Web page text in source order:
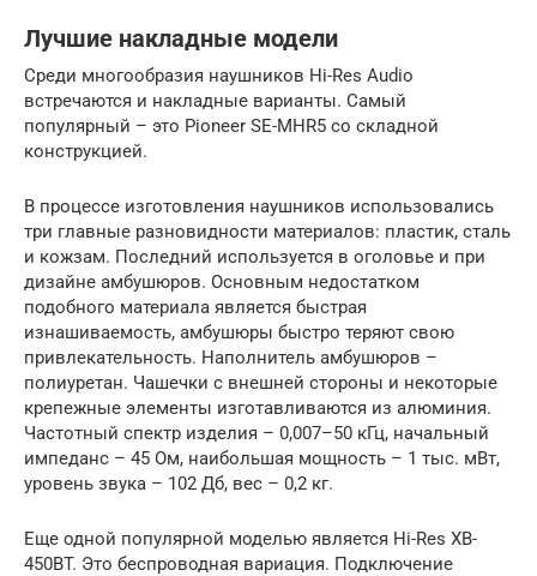
Лучшие накладные модели
Среди многообразия наушников Hi-Res Audio
встречаются и накладные варианты. Самый
популярный – это Pioneer SE-MHR5 со складной
конструкцией.
В процессе изготовления наушников использовались
три главные разновидности материалов: пластик, сталь
и кожзам. Последний используется в оголовье и при
дизайне амбушюров. Основным недостатком
подобного материала является быстрая
изнашиваемость, амбушюры быстро теряют свою
привлекательность. Наполнитель амбушюров –
полиуретан. Чашечки с внешней стороны и некоторые
крепежные элементы изготавливаются из алюминия.
Частотный спектр изделия – 0,007–50 кГц, начальный
импеданс – 45 Ом, наибольшая мощность – 1 тыс. мВт,
уровень звука – 102 Дб, вес – 0,2 кг.
Еще одной популярной моделью является Hi-Res XB-
450BT. Это беспроводная вариация. Подключение